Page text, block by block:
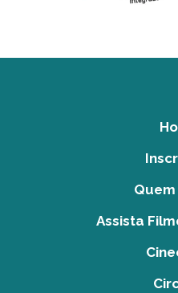
Assista